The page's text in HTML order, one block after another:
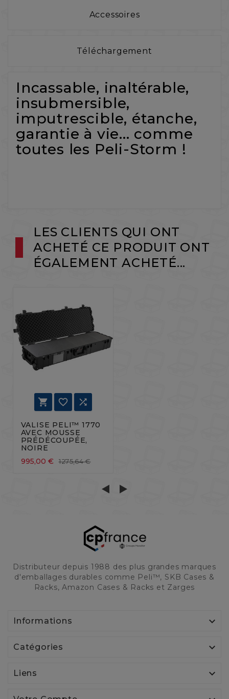
Accessoires
Téléchargement
Incassable, inaltérable,
insubmersible,
imputrescible, étanche,
garantie à vie... comme
toutes les Peli-Storm !
LES CLIENTS QUI ONT
ACHETÉ CE PRODUIT ONT
ÉGALEMENT ACHETÉ...
  
VALISE PELI™ 1770
AVEC MOUSSE
PRÉDÉCOUPÉE,
NOIRE
995,00 €
1 275,64 €
Distributeur depuis 1988 des plus grandes marques
d'emballages durables comme Peli™, SKB Cases &
Racks, Amazon Cases & Racks et Zarges
Informations 
Catégories 
Liens 